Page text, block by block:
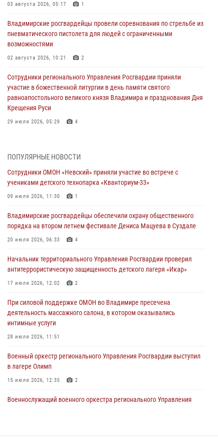
03 августа 2026, 05:17 1
Владимирские росгвардейцы провели соревнования по стрельбе из
пневматического пистолета для людей с ограниченными
возможностями
02 августа 2026, 10:21 2
Сотрудники регионального Управления Росгвардии приняли
участие в божественной литургии в день памяти святого
равноапостольного великого князя Владимира и празднования Дня
Крещения Руси
29 июля 2026, 05:29 4
интимные услуги
28 июля 2026, 11:51
Во Владимирcкой области открыли профильную Росгвардейскую
27 июля 2026, 16:43 2
Владимирские росгвардейцы обеспечили охрану общественного
20 июля 2026, 06:33 4
Военнослужащий военного оркестра регионального Управления
105-летию Центрального округа
19 июля 2026, 11:17 7
Начальник территориального Управления Росгвардии проверил
17 июля 2026, 12:02 2
ПОПУЛЯРНЫЕ НОВОСТИ
Сотрудники ОМОН «Невский» приняли участие во встрече с
учениками детского технопарка «Кванториум-33»
09 июля 2026, 11:30 1
Владимирские росгвардейцы обеспечили охрану общественного
порядка на втором летнем фестивале Дениса Мацуева в Суздале
20 июля 2026, 06:33 4
Начальник территориального Управления Росгвардии проверил
антитеррористическую защищенность детского лагеря «Икар»
17 июля 2026, 12:02 2
При силовой поддержке ОМОН во Владимире пресечена
деятельность массажного салона, в котором оказывались
интимные услуги
28 июля 2026, 11:51
Военный оркестр регионального Управления Росгвардии выступил
в лагере Олимп
15 июля 2026, 12:35 2
Военнослужащий военного оркестра регионального Управления